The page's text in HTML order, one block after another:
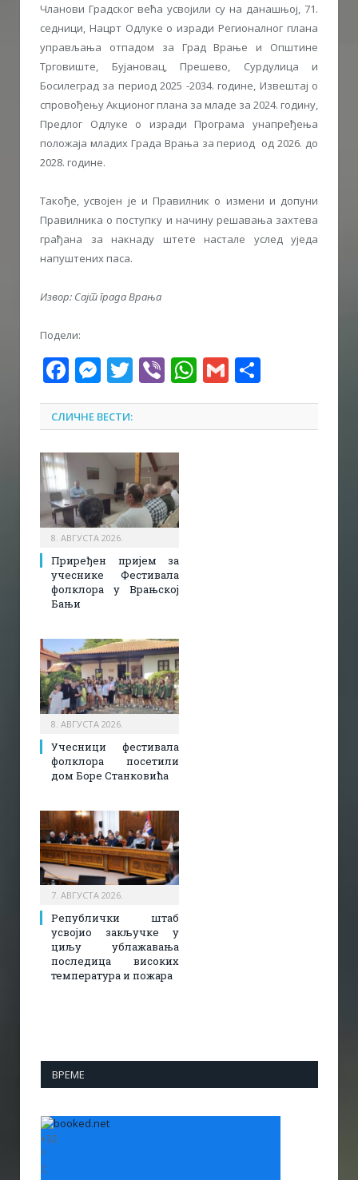
Чланови Градског већа усвојили су на данашњој, 71.
седници, Нацрт Одлуке о изради Регионалног плана
управљања отпадом за Град Врање и Општине
Трговиште, Бујановац, Прешево, Сурдулица и
Босилеград за период 2025 -2034. године, Извештај о
спровођењу Акционог плана за младе за 2024. годину,
Предлог Одлуке о изради Програма унапређења
положаја младих Града Врања за период од 2026. до
2028. године.
Такође, усвојен је и Правилник о измени и допуни
Правилника о поступку и начину решавања захтева
грађана за накнаду штете настале услед уједа
напуштених паса.
Извор: Сајт града Врања
Подели:
Facebook
Messenger
Twitter
ViberWhatsApp
Gmail
СЛИЧНЕ ВЕСТИ:
8. АВГУСТА 2026.
Приређен пријем за
учеснике Фестивала
фолклора у Врањској
Бањи
8. АВГУСТА 2026.
Учесници фестивала
фолклора посетили
дом Боре Станковића
7. АВГУСТА 2026.
Републички штаб
усвојио закључке у
циљу ублажавања
последица високих
температура и пожара​
ВРЕМЕ
+32
°
C